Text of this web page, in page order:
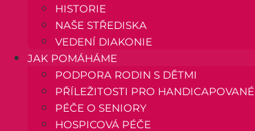
HISTORIE
NAŠE STŘEDISKA
VEDENÍ DIAKONIE
JAK POMÁHÁME
PODPORA RODIN S DĚTMI
PŘÍLEŽITOSTI PRO HANDICAPOVANÉ
PÉČE O SENIORY
HOSPICOVÁ PÉČE